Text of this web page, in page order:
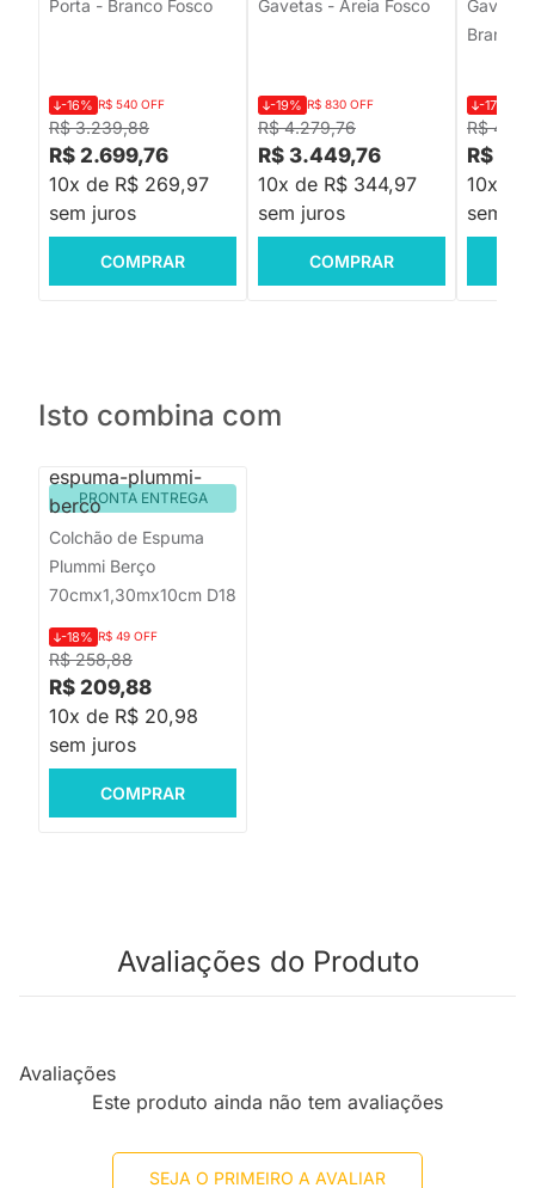
Porta - Branco Fosco
R$ 3.239,88
-16% R$ 540 OFF
R$ 2.699,76
10x de R$ 269,97
sem juros
COMPRAR
Gavetas - Areia Fosco
R$ 4.279,76
-19% R$ 830 OFF
R$ 3.449,76
10x de R$ 344,97
sem juros
COMPRAR
Branco
R$
-17%
R$
10x de
sem
Isto combina com
PRONTA ENTREGA
Colchão de Espuma
Plummi Berço
70cmx1,30mx10cm D18
R$ 258,88
-18% R$ 49 OFF
R$ 209,88
10x de R$ 20,98
sem juros
COMPRAR
Avaliações do Produto
Avaliações
Este produto ainda não tem avaliações
SEJA O PRIMEIRO A AVALIAR